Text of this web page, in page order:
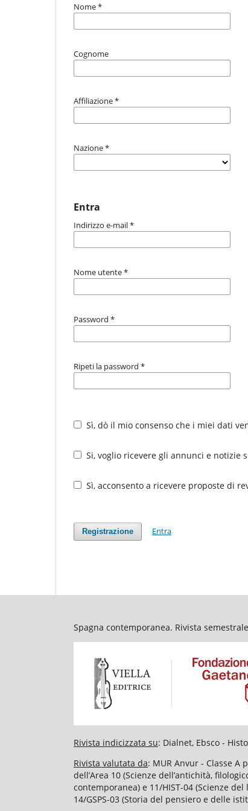
Nome*
Cognome
Affiliazione*
Nazione*
Entra
Indirizzo e-mail*
Nome utente*
Password *
Ripeti la password *
Sì, dò il mio consenso che i miei dati
Si, voglio ricevere gli annunci e notizie
Sì, acconsento a ricevere proposte di
Registrazione Entra
Spagna contemporanea. Rivista
Rivista indicizzata su: Dialnet, Ebsco -
Rivista valutata da: MUR Anvur - Classe A
dell’Area 10 (Scienze dell’antichità,
contemporanea) e 11/HIST-04 (Scienze
14/GSPS-03 (Storia del pensiero e delle